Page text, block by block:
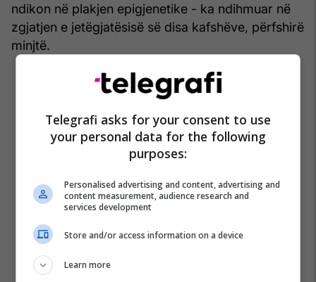
ndikon në plakjen epigjenetike - ka ndihmuar në
zgjatjen e jetëgjatësisë së disa kafshëve, përfshirë
minjtë.
Telegrafi asks for your consent to use
your personal data for the following
purposes:
Personalised advertising and content, advertising and
content measurement, audience research and
services development
Store and/or access information on a device
Learn more